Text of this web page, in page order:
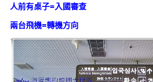
人前有桌子=入國審查
兩台飛機=轉機方向